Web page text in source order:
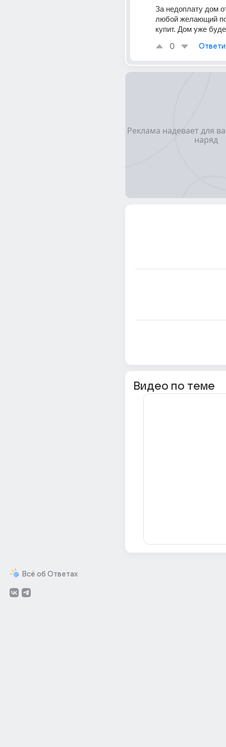
Всё об Ответах
За недоплату дом
любой желающий
купит. Дом уже
0
Видео по теме